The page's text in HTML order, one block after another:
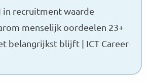
in recruitment waarde
menselijk oordeelen 23+
belangrijkst blijft | ICT Career